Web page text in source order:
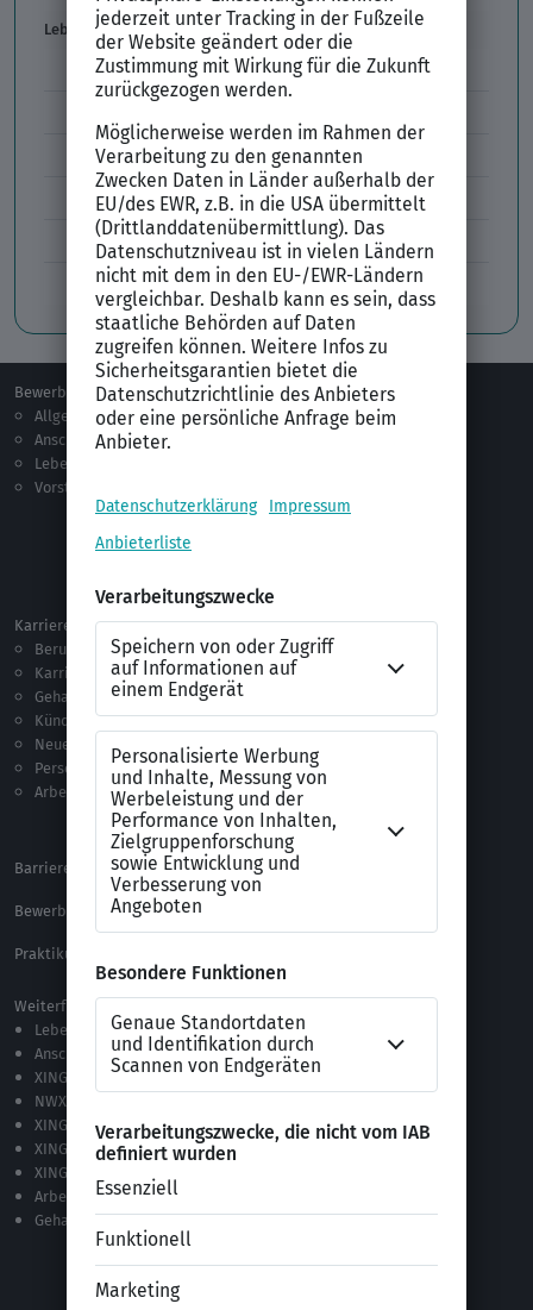
Lebenslauf
Lebenslauf Aufbau und Inhalt
Lebenslauf Englisch Résumé
Lücken im Lebenslauf
Tabellarischer Lebenslauf
Professionelles Bewerbungsfoto
Bewerben
Allgemeines
Anschreiben
Lebenslauf
Vorstellungsgespräch
Berufsorientierung
Ausbildung
Jobprofile
Karriere
Berufseinstieg
Karriere machen
Gehalt
Kündigung
Neue Arbeitswelt
Personalführung
Arbeitsrecht
Vorlagen & Tests
Anschreiben-Vorlagen
Lebenslauf-Vorlagen
Checklisten
Testverfahren
Alle Word-Dateien
Alle Downloads
Barrierefreiheitserklärung
XING Impressum
Bewerbungs-FAQ
Praktikum Online Marketing
Weiterführende Links
Lebenslauf-Editor
Anschreiben-Editor
XING Stellenmarkt
NWX – „Alles zur Zukunft der Arbeit“
XING Campus
XING News
XING ProJobs
Arbeitgeber-Bewertungen
Gehaltsvergleich